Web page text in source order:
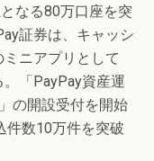
なる80万口座を突
証券は、キャッシ
ニアプリとして
。「PayPay資産運
の開設受付を開始
件数10万件を突破